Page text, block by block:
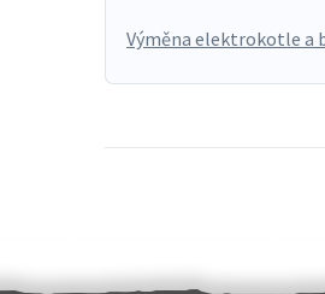
Výměna elektrokotle a